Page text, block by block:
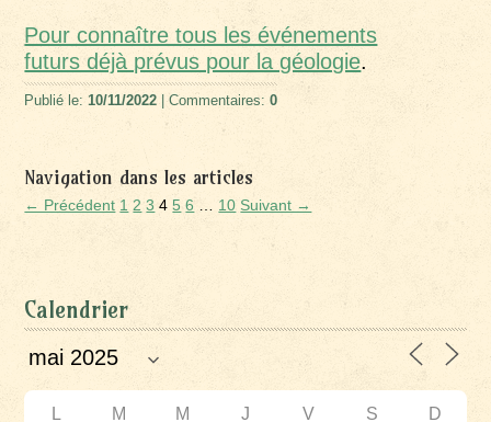
Pour connaître tous les événements
futurs déjà prévus pour la géologie.
Publié le: 10/11/2022 | Commentaires:0
Navigation dans les articles
← Précédent 1 2 3 4 5 6 10 Suivant →
Calendrier
L M M J V S D